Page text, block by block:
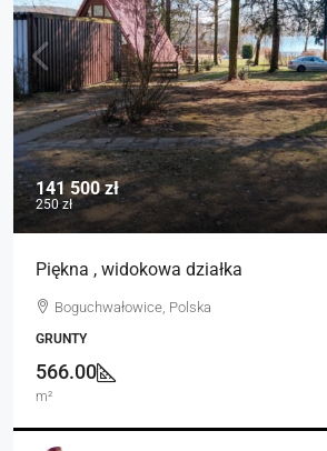
141 500 zł
250 zł
Piękna , widokowa działka
Boguchwałowice, Polska
GRUNTY
566.00
m²